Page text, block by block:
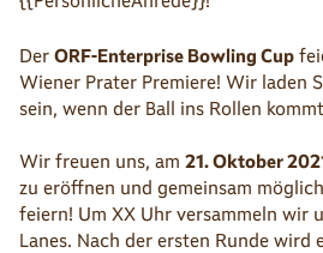
Der ORF-Enterprise Bowling Cup
Wiener Prater Premiere! Wir laden
sein, wenn der Ball ins Rollen
Wir freuen uns, am 21. Oktober
zu eröffnen und gemeinsam
feiern! Um XX Uhr versammeln wir
Lanes. Nach der ersten Runde wird